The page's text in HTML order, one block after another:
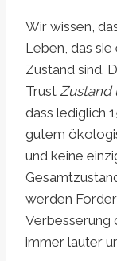
Wir wissen,
Leben, das
Zustand sind.
Trust Zustand
dass lediglich
gutem
und keine
werden
Verbesserung
immer lauter